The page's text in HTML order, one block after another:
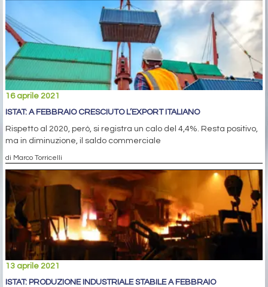
16 aprile 2021
ISTAT: A FEBBRAIO CRESCIUTO L’EXPORT ITALIANO
Rispetto al 2020, però, si registra un calo del 4,4%. Resta positivo,
ma in diminuzione, il saldo commerciale
di Marco Torricelli
13 aprile 2021
ISTAT: PRODUZIONE INDUSTRIALE STABILE A FEBBRAIO